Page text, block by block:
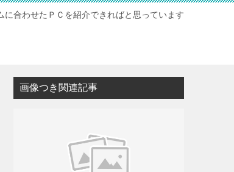
に合わせたＰＣを紹介できればと思っています
画像つき関連記事